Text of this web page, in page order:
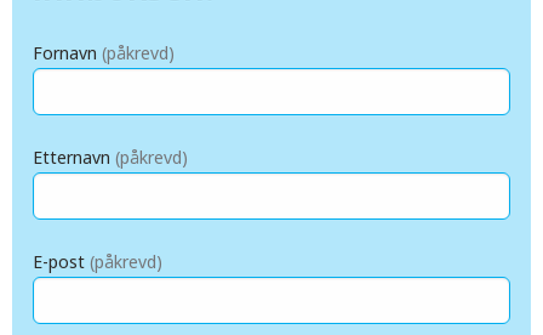
Fornavn (påkrevd)
Etternavn (påkrevd)
E-post (påkrevd)